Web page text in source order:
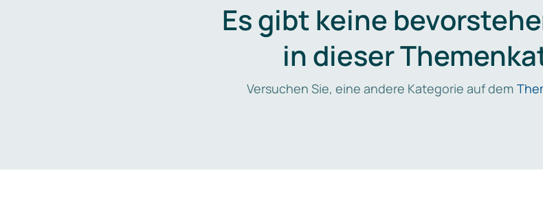
Es gibt keine
in dieser
Versuchen Sie, eine andere Kategorie auf dem